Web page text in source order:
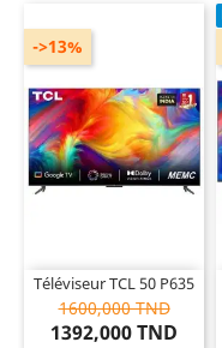
Téléviseur TCL 50 P635
1600,000 TND
1392,000 TND
->13%